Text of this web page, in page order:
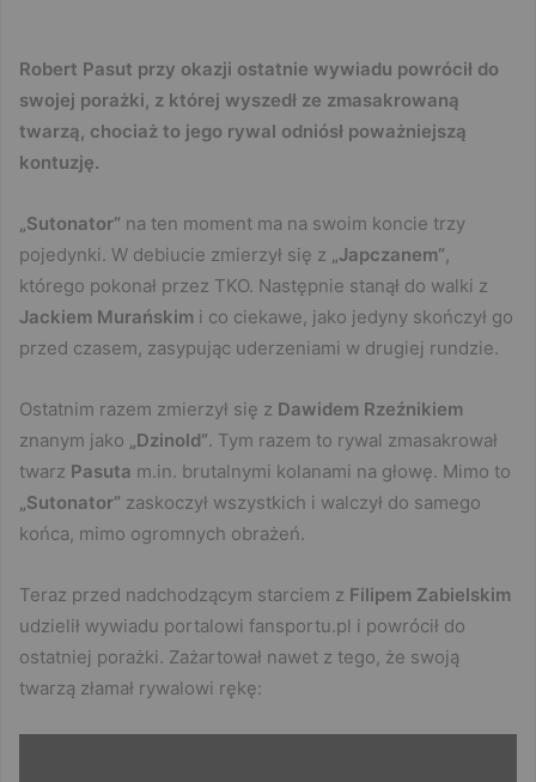
Robert Pasut przy okazji ostatnie wywiadu powrócił do
swojej porażki, z której wyszedł ze zmasakrowaną
twarzą, chociaż to jego rywal odniósł poważniejszą
kontuzję.
„Sutonator” na ten moment ma na swoim koncie trzy
pojedynki. W debiucie zmierzył się z „Japczanem”,
którego pokonał przez TKO. Następnie stanął do walki z
Jackiem Murańskim i co ciekawe, jako jedyny skończył go
przed czasem, zasypując uderzeniami w drugiej rundzie.
Ostatnim razem zmierzył się z Dawidem Rzeźnikiem
znanym jako
„Dzinold”. Tym razem to rywal zmasakrował
twarz Pasuta m.in. brutalnymi kolanami na głowę. Mimo to
„Sutonator” zaskoczył wszystkich i walczył do samego
końca, mimo ogromnych obrażeń.
Teraz przed nadchodzącym starciem z Filipem Zabielskim
udzielił wywiadu portalowi fansportu.pl i powrócił do
ostatniej porażki. Zażartował nawet z tego, że swoją
twarzą złamał rywalowi rękę: